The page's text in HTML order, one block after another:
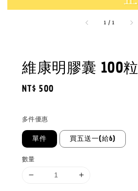
1 /1
維康明膠囊 100粒
Regular
NT$ 500
多件優惠
單件 買五送一(給6)
數量